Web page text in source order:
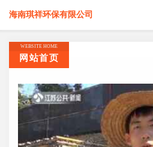
海南琪祥环保有限公司
WEBSITE HOME
网站首页